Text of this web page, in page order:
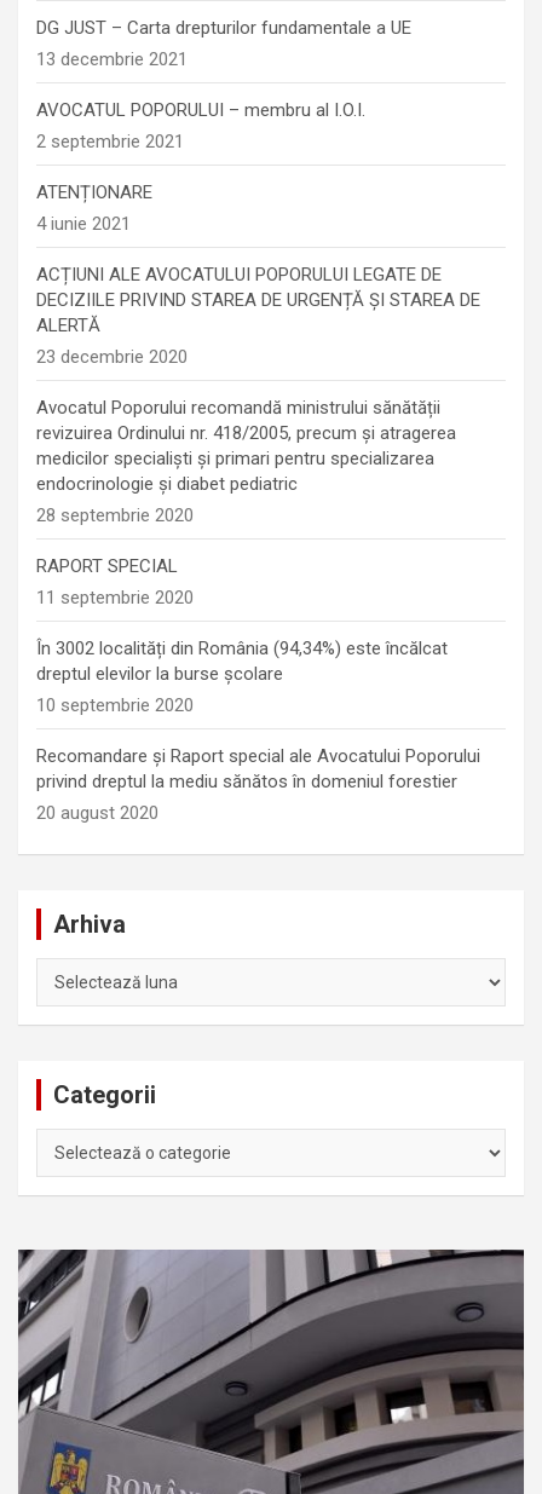
DG JUST – Carta drepturilor fundamentale a UE
13 decembrie 2021
AVOCATUL POPORULUI – membru al I.O.I.
2 septembrie 2021
ATENȚIONARE
4 iunie 2021
ACȚIUNI ALE AVOCATULUI POPORULUI LEGATE DE
DECIZIILE PRIVIND STAREA DE URGENȚĂ ȘI STAREA DE
ALERTĂ
23 decembrie 2020
Avocatul Poporului recomandă ministrului sănătății
revizuirea Ordinului nr. 418/2005, precum și atragerea
medicilor specialiști și primari pentru specializarea
endocrinologie şi diabet pediatric
28 septembrie 2020
RAPORT SPECIAL
11 septembrie 2020
În 3002 localități din România (94,34%) este încălcat
dreptul elevilor la burse școlare
10 septembrie 2020
Recomandare și Raport special ale Avocatului Poporului
privind dreptul la mediu sănătos în domeniul forestier
20 august 2020
Arhiva
Categorii